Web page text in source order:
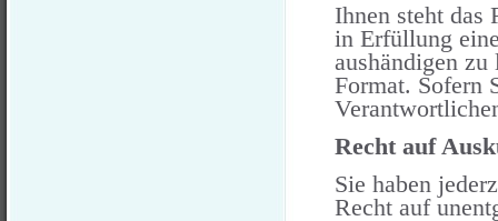
Ihnen steht
in Erfüllung
aushändigen
Format. Sofern
Recht auf
Sie haben
Recht auf